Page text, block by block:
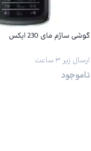
گوشی ساژم مای 230 ایکس
ارسال زیر ۳ ساعت
ناموجود